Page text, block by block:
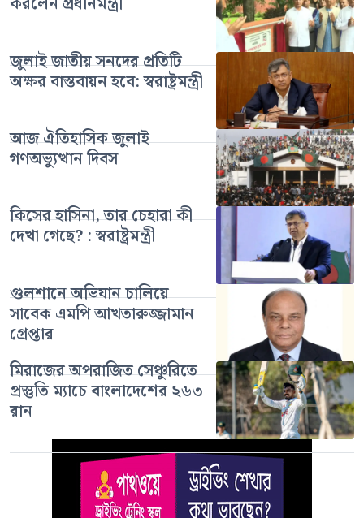
জুলাই জাতীয় সনদের প্রতিটি
অক্ষর বাস্তবায়ন হবে: স্বরাষ্ট্রমন্ত্রী
আজ ঐতিহাসিক জুলাই
গণঅভ্যুত্থান দিবস
কিসের হাসিনা, তার চেহারা কী
দেখা গেছে? : স্বরাষ্ট্রমন্ত্রী
গুলশানে অভিযান চালিয়ে
সাবেক এমপি আখতারুজ্জামান
গ্রেপ্তার
মিরাজের অপরাজিত সেঞ্চুরিতে
প্রস্তুতি ম্যাচে বাংলাদেশের ২৬৩
রান